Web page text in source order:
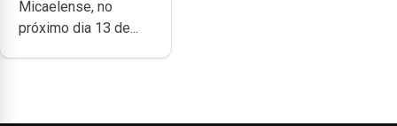
Micaelense, no
próximo dia 13 de...